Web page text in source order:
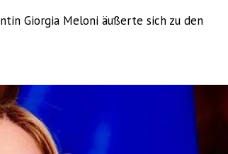
Giorgia Meloni äußerte sich zu den